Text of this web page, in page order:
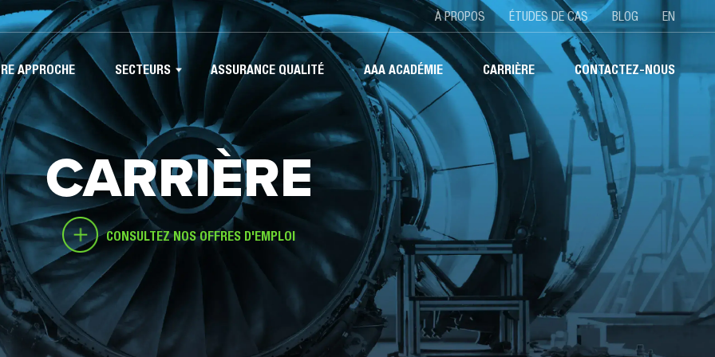
TOPÀ PROPOS ÉTUDES DE CAS BLOG EN
APPROCHE SECTEURS ASSURANCE QUALITÉ AAA ACADÉMIE CARRIÈRE CONTACTEZ-NOUS
CARRIÈRE
CONSULTEZ NOS OFFRES D'EMPLOI